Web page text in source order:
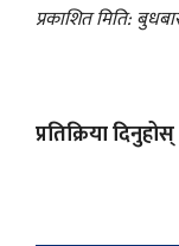
प्रकाशित मिति:
प्रतिक्रिया दिनुहोस्